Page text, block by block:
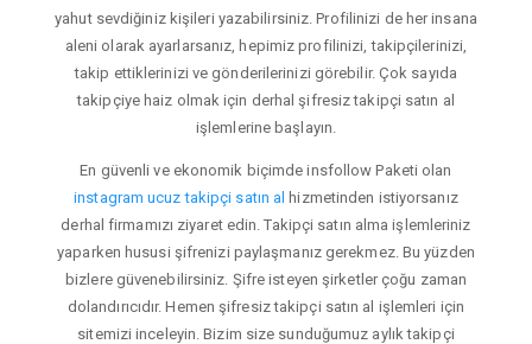
yahut sevdiğiniz kişileri yazabilirsiniz. Profilinizi de her insana
aleni olarak ayarlarsanız, hepimiz profilinizi, takipçilerinizi,
takip ettiklerinizi ve gönderilerinizi görebilir. Çok sayıda
takipçiye haiz olmak için derhal şifresiz takipçi satın al
işlemlerine başlayın.
En güvenli ve ekonomik biçimde insfollow Paketi olan
instagram ucuz takipçi satın al hizmetinden istiyorsanız
derhal firmamızı ziyaret edin. Takipçi satın alma işlemleriniz
yaparken hususi şifrenizi paylaşmanız gerekmez. Bu yüzden
bizlere güvenebilirsiniz. Şifre isteyen şirketler çoğu zaman
dolandırıcıdır. Hemen şifresiz takipçi satın al işlemleri için
sitemizi inceleyin. Bizim size sunduğumuz aylık takipçi